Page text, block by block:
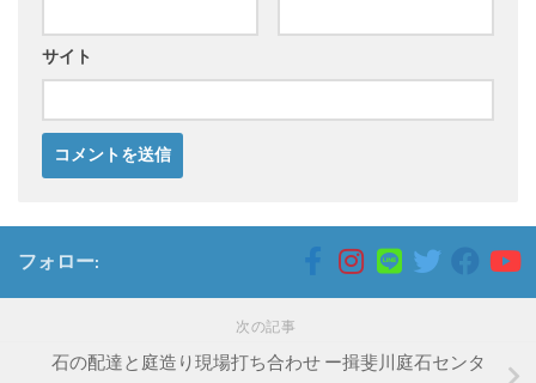
サイト
フォロー:
次の記事
石の配達と庭造り現場打ち合わせ ー揖斐川庭石センタ